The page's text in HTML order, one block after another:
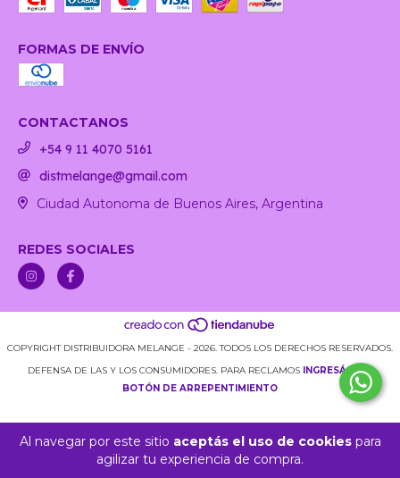
Al navegar por este sitio aceptás el uso de cookiespara
agilizar tu experiencia de compra.
FORMAS DE ENVÍO
CONTACTANOS
+54 9 11 4070 5161
distmelange@gmail.com
Ciudad Autonoma de Buenos Aires, Argentina
REDES SOCIALES
COPYRIGHT DISTRIBUIDORA MELANGE - 2026. TODOS LOS DERECHOS RESERVADOS.
DEFENSA DE LAS Y LOS CONSUMIDORES. PARA RECLAMOS
INGRESÁ ACÁ.
BOTÓN DE ARREPENTIMIENTO